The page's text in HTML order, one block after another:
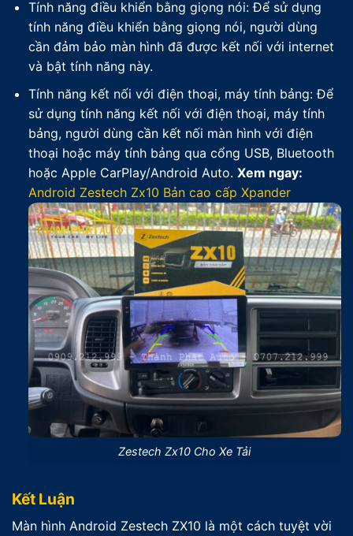
Tính năng điều khiển bằng giọng nói: Để sử dụng
tính năng điều khiển bằng giọng nói, người dùng
cần đảm bảo màn hình đã được kết nối với internet
và bật tính năng này.
Tính năng kết nối với điện thoại, máy tính bảng: Để
sử dụng tính năng kết nối với điện thoại, máy tính
bảng, người dùng cần kết nối màn hình với điện
thoại hoặc máy tính bảng qua cổng USB, Bluetooth
hoặc Apple CarPlay/Android Auto. Xem ngay:
Android Zestech Zx10 Bản cao cấp Xpander
Zestech Zx10 Cho Xe Tải
Kết Luận
Màn hình Android Zestech ZX10 là một cách tuyệt vời